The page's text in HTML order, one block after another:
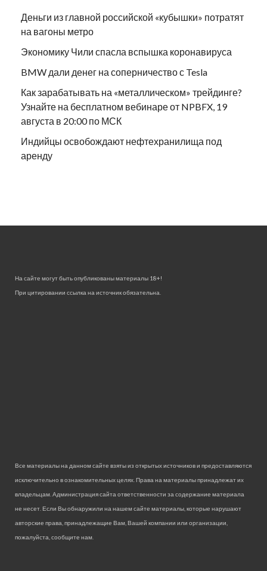
Деньги из главной российской «кубышки» потратят
на вагоны метро
Экономику Чили спасла вспышка коронавируса
BMW дали денег на соперничество с Tesla
Как зарабатывать на «металлическом» трейдинге?
Узнайте на бесплатном вебинаре от NPBFX, 19
августа в 20:00 по МСК
Индийцы освобождают нефтехранилища под
аренду
На сайте могут быть опубликованы материалы 18+!
При цитировании ссылка на источник обязательна.
Все материалы на данном сайте взяты из открытых источников и предоставляются
исключительно в ознакомительных целях. Права на материалы принадлежат их
владельцам. Администрация сайта ответственности за содержание материала
не несет. Если Вы обнаружили на нашем сайте материалы, которые нарушают
авторские права, принадлежащие Вам, Вашей компании или организации,
пожалуйста, сообщите нам.